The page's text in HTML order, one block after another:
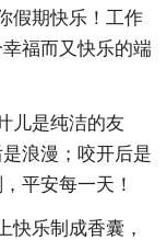
假期快乐！工作
福而又快乐的端
儿是纯洁的友
浪漫；咬开后是
平安每一天！
快乐制成香囊，